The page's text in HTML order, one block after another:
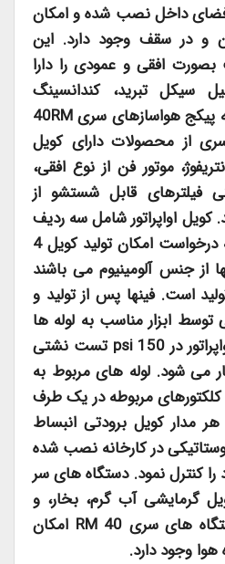
فضای داخل نصب شده و امکان
و در سقف وجود دارد. این
افقی و عمودی را دارا
سیکل تبرید، کندانسینگ
پیکج هواسازهای سری40RM
از محصولات دارای کویل
موتور فن از نوع افقی،
فیلترهای قابل شستشو از
کویل اواپراتور شامل سه ردیف
لوله مسی است که بنا به درخواست امکان تولید کویل 4
از جنس آلومینیوم می باشند
است. فینها پس از تولید و
ابزار مناسب به لوله ها
در 150 psi
تست نشتی
می شود. لوله های مربوط به
مربوطه در یک طرف
مدار کویل برودتی انبساط
در کارخانه نصب شده
را کنترل نمود. دستگاه های سر
گرمایشی آب گرم، بخار، و
های سری 40 RM
امکان
وجود دارد.